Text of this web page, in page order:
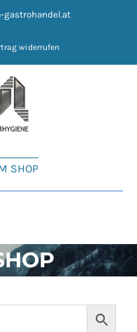
gastrohandel.at
widerrufen
SHOP